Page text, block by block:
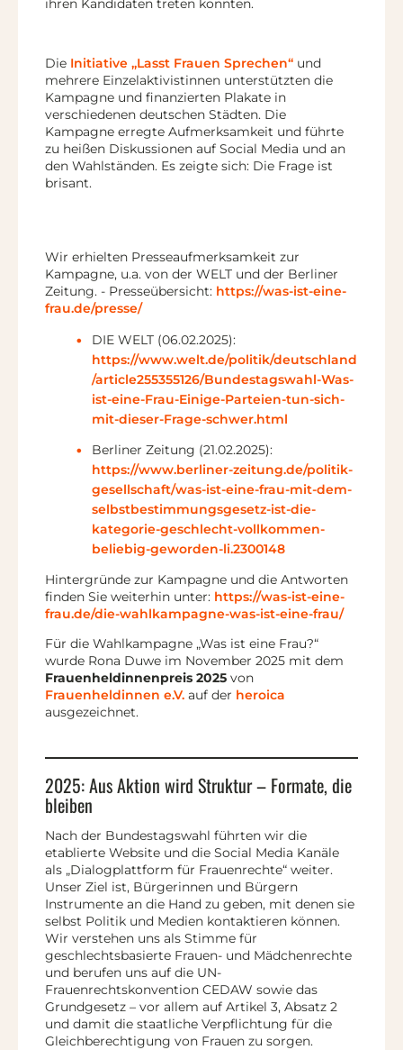
ihren Kandidaten treten konnten.
Die Initiative „Lasst Frauen Sprechen“ und
mehrere Einzelaktivistinnen unterstützten die
Kampagne und finanzierten Plakate in
verschiedenen deutschen Städten. Die
Kampagne erregte Aufmerksamkeit und führte
zu heißen Diskussionen auf Social Media und an
den Wahlständen. Es zeigte sich: Die Frage ist
brisant.
Wir erhielten Presseaufmerksamkeit zur
Kampagne, u.a. von der WELT und der Berliner
Zeitung. - Presseübersicht: https://was-ist-eine-
frau.de/presse/
DIE WELT (06.02.2025):
https://www.welt.de/politik/deutschland
/article255355126/Bundestagswahl-Was-
ist-eine-Frau-Einige-Parteien-tun-sich-
mit-dieser-Frage-schwer.html
Berliner Zeitung (21.02.2025):
https://www.berliner-zeitung.de/politik-
gesellschaft/was-ist-eine-frau-mit-dem-
selbstbestimmungsgesetz-ist-die-
kategorie-geschlecht-vollkommen-
beliebig-geworden-li.2300148
Hintergründe zur Kampagne und die Antworten
finden Sie weiterhin unter: https://was-ist-eine-
frau.de/die-wahlkampagne-was-ist-eine-frau/
Für die Wahlkampagne „Was ist eine Frau?“
wurde Rona Duwe im November 2025 mit dem
Frauenheldinnenpreis 2025 von
Frauenheldinnen e.V. auf der heroica
ausgezeichnet.
2025: Aus Aktion wird Struktur – Formate, die
bleiben
Nach der Bundestagswahl führten wir die
etablierte Website und die Social Media Kanäle
als „Dialogplattform für Frauenrechte“ weiter.
Unser Ziel ist, Bürgerinnen und Bürgern
Instrumente an die Hand zu geben, mit denen sie
selbst Politik und Medien kontaktieren können.
Wir verstehen uns als Stimme für
geschlechtsbasierte Frauen- und Mädchenrechte
und berufen uns auf die UN-
Frauenrechtskonvention CEDAW sowie das
Grundgesetz – vor allem auf Artikel 3, Absatz 2
und damit die staatliche Verpflichtung für die
Gleichberechtigung von Frauen zu sorgen.